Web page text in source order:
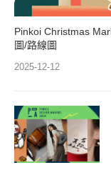
Pinkoi Christmas
圖/路線圖
2025-12-12